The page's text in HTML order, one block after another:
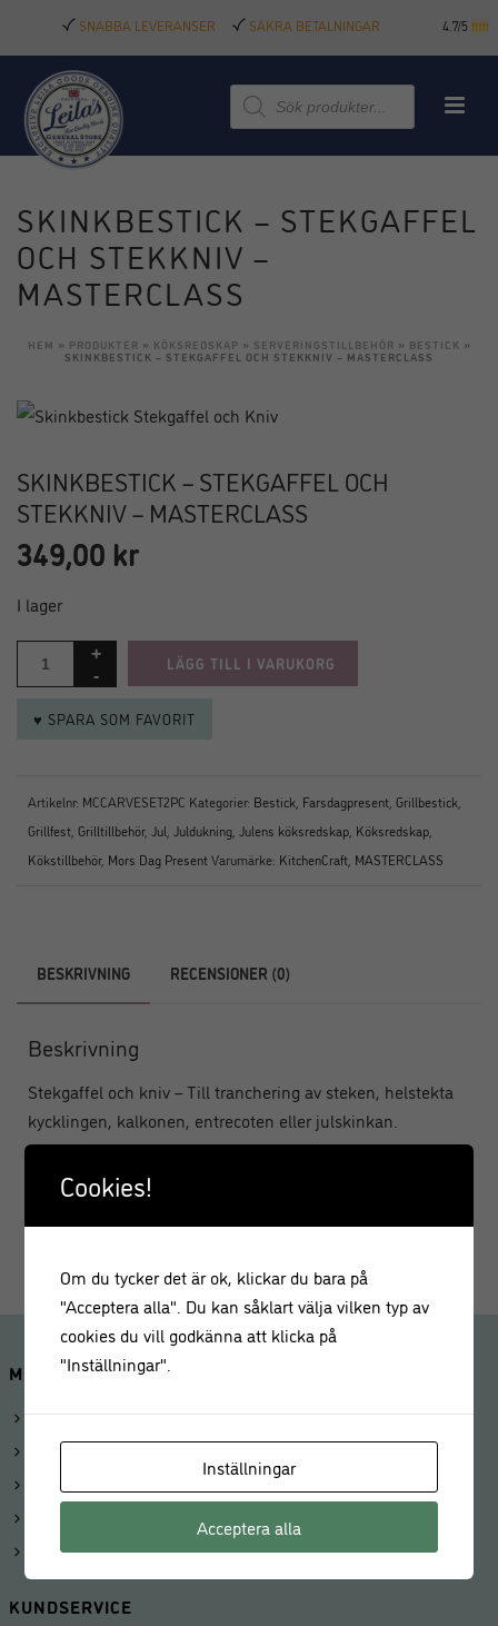
SNABBA LEVERANSER SÄKRA BETALNINGAR 4.7/5
Produktsökning
SKINKBESTICK – STEKGAFFEL
OCH STEKKNIV –
MASTERCLASS
HEM » PRODUKTER » KÖKSREDSKAP » SERVERINGSTILLBEHÖR » BESTICK »
SKINKBESTICK – STEKGAFFEL OCH STEKKNIV – MASTERCLASS
SKINKBESTICK – STEKGAFFEL OCH
STEKKNIV – MASTERCLASS
349,00 kr
I lager
LÄGG TILL I VARUKORG
♥ SPARA SOM FAVORIT
Artikelnr: MCCARVESET2PC Kategorier: Bestick Farsdagpresent Grillbestick
Grillfest Grilltillbehör, Jul Juldukning Julens köksredskap Köksredskap
Kökstillbehör, Mors Dag PresentVarumärke: KitchenCraft MASTERCLASS
BESKRIVNING RECENSIONER (0)
Beskrivning
Stekgaffel och kniv – Till tranchering av steken, helstekta
kycklingen, kalkonen, entrecoten eller julskinkan.
MINA SIDOR
Logga in
Mitt konto
Våra butiker
KUNDSERVICE
Cookies!
Om du tycker det är ok, klickar du bara på
"Acceptera alla". Du kan såklart välja vilken typ av
cookies du vill godkänna att klicka på
"Inställningar".
Inställningar
Acceptera alla